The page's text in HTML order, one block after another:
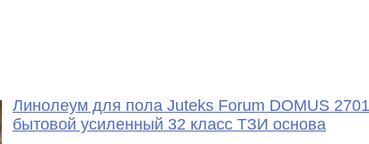
Линолеум для пола Juteks Forum DOMUS 2701
бытовой усиленный 32 класс ТЗИ основа